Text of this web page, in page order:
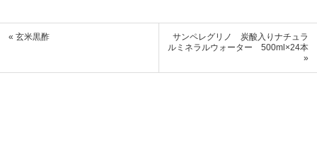
« 玄米黒酢
サンペレグリノ 炭酸入りナチュラ
ルミネラルウォーター 500ml×24本
»